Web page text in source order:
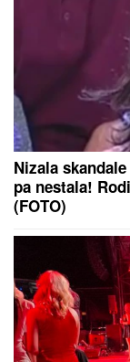
Nizala
pa nestala!
(FOTO)